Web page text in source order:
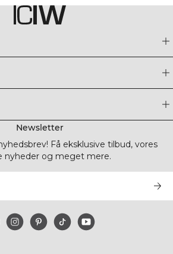
Newsletter
Få eksklusive tilbud, vores
nyheder og meget mere.